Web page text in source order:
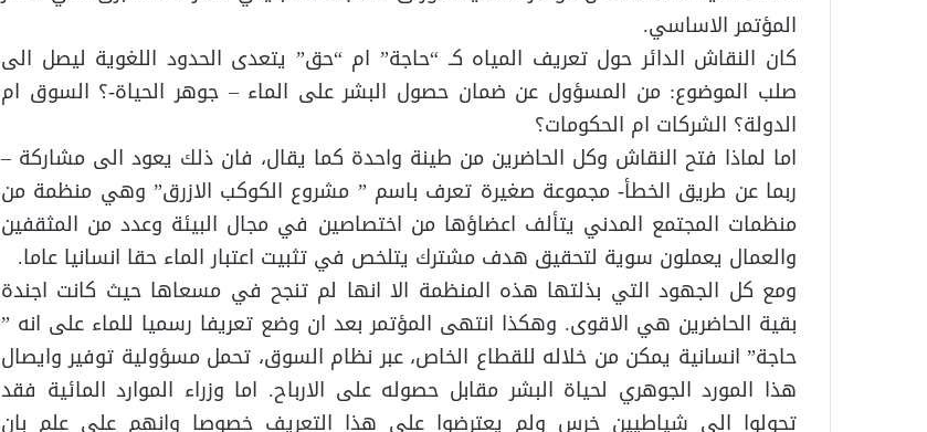
المؤتمر الاساسي.
كان النقاش الدائر حول تعريف المياه كـ “حاجة” ام “حق” يتعدى الحدود اللغوية ليصل الى
صلب الموضوع: من المسؤول عن ضمان حصول البشر على الماء – جوهر الحياة-؟ السوق ام
الدولة؟ الشركات ام الحكومات؟
اما لماذا فتح النقاش وكل الحاضرين من طينة واحدة كما يقال، فان ذلك يعود الى مشاركة –
ربما عن طريق الخطأ- مجموعة صغيرة تعرف باسم ” مشروع الكوكب الازرق” وهي منظمة من
منظمات المجتمع المدني يتألف اعضاؤها من اختصاصين في مجال البيئة وعدد من المثقفين
والعمال يعملون سوية لتحقيق هدف مشترك يتلخص في تثبيت اعتبار الماء حقا انسانيا عاما.
ومع كل الجهود التي بذلتها هذه المنظمة الا انها لم تنجح في مسعاها حيث كانت اجندة
بقية الحاضرين هي الاقوى. وهكذا انتهى المؤتمر بعد ان وضع تعريفا رسميا للماء على انه ”
حاجة” انسانية يمكن من خلاله للقطاع الخاص، عبر نظام السوق، تحمل مسؤولية توفير وايصال
هذا المورد الجوهري لحياة البشر مقابل حصوله على الارباح. اما وزراء الموارد المائية فقد
تحولوا الى شياطيين خرس ولم يعترضوا على هذا التعريف خصوصا وانهم على علم بان